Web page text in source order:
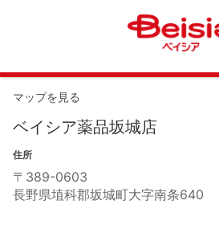
マップを見る
ベイシア薬品坂城店
住所
〒 389-0603
長野県埴科郡坂城町大字南条640